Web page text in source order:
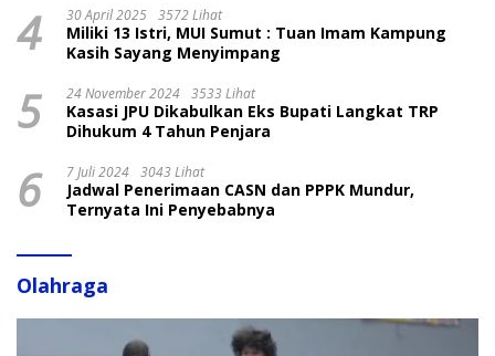
4 30 April 2025 3572 Lihat
Miliki 13 Istri, MUI Sumut : Tuan Imam Kampung
Kasih Sayang Menyimpang
5 24 November 2024 3533 Lihat
Kasasi JPU Dikabulkan Eks Bupati Langkat TRP
Dihukum 4 Tahun Penjara
6 7 Juli 2024 3043 Lihat
Jadwal Penerimaan CASN dan PPPK Mundur,
Ternyata Ini Penyebabnya
Olahraga